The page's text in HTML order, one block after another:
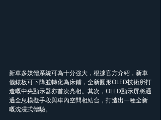
新車多媒體系統可為十分強大，根據官方介紹，新車
儀錶板可下降並轉化為床鋪，全新圓形OLED技術所打
造嘅中央顯示器亦首次亮相。其次，OLED顯示屏將通
過全息模擬手段與車內空間相結合，打造出一種全新
嘅沈浸式體驗。